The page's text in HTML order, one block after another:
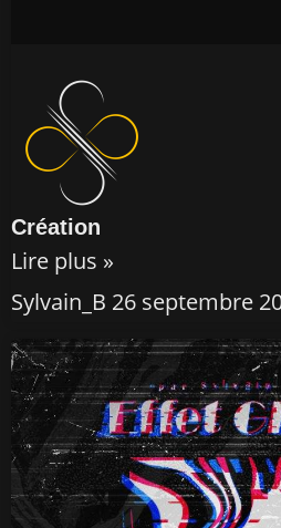
Création
Lire plus »
Sylvain_B 26 septembre